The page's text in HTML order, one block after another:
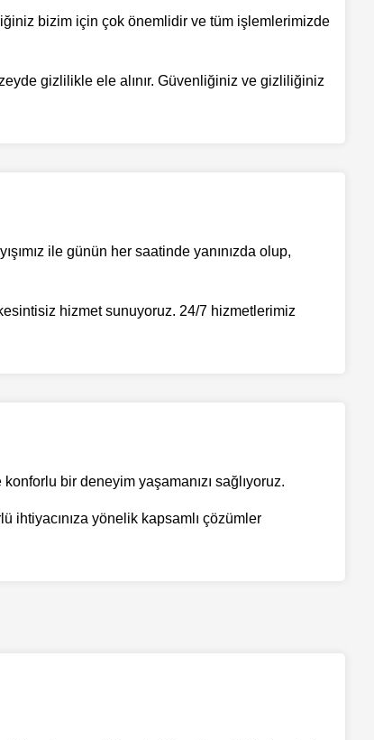
bizim için çok önemlidir ve tüm işlemlerimizde
gizlilikle ele alınır. Güvenliğiniz ve gizliliğiniz
ile günün her saatinde yanınızda olup,
hizmet sunuyoruz. 24/7 hizmetlerimiz
bir deneyim yaşamanızı sağlıyoruz.
yönelik kapsamlı çözümler